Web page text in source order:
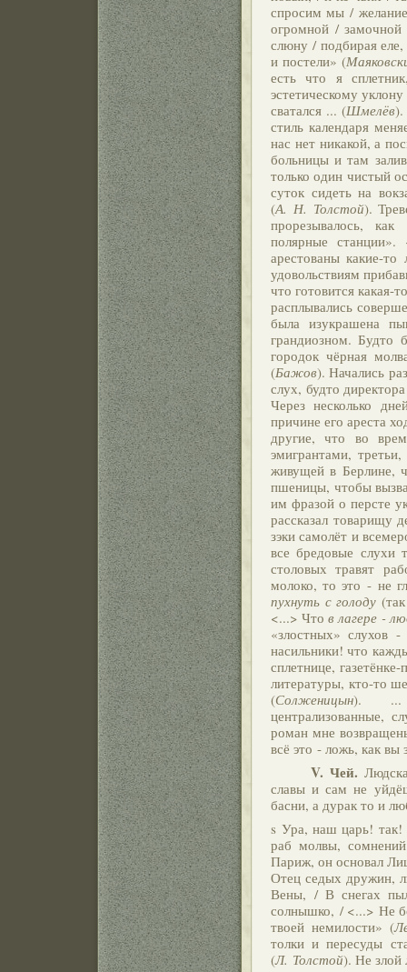
спросим мы /
огромной /
слюну / подбирая
и постели» (
есть что я
эстетическому
сватался ... (Шмелёв).
стиль календаря
нас нет никакой, а
больницы и там
только один чистый
суток сидеть на
(А. Н. Толстой).
прорезывалось,
полярные
арестованы какие-то
удовольствиям
что готовится какая-
расплывались
была изукрашена
грандиозном. Будто
городок чёрная
(Бажов). Начались
слух, будто
Через несколько
причине его ареста
другие, что во
эмигрантами,
живущей в Берлине,
пшеницы, чтобы
им фразой о персте
рассказал товарищу
зэки самолёт и
все бредовые слухи
столовых травят
молоко, то это - не
пухнуть с голоду
<...> Что в лагере -
«злостных» слухов
насильники! что
сплетнице,
литературы, кто-то
(Солженицын). ...
централизованные,
роман мне
всё это - ложь, как вы
V. Чей.
славы и сам не
басни, а дурак то и
s Ура, наш царь! так!
раб молвы,
Париж, он основал
Отец седых дружин,
Вены, / В снегах
солнышко, / <...> Не
твоей немилости» (
толки и пересуды
(Л. Толстой). Не злой